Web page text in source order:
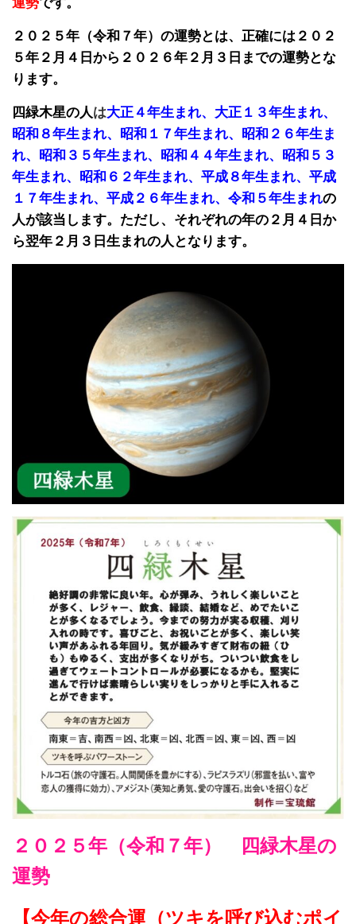
運勢です。
２０２５年（令和７年）の運勢とは、正確には２０２
５年２月４日から２０２６年２月３日までの運勢とな
ります。
四緑木星の人は大正４年生まれ、大正１３年生まれ、
昭和８年生まれ、昭和１７年生まれ、昭和２６年生ま
れ、昭和３５年生まれ、昭和４４年生まれ、昭和５３
年生まれ、昭和６２年生まれ、平成８年生まれ、平成
１７年生まれ、平成２６年生まれ、令和５年生まれの
人が該当します。ただし、それぞれの年の２月４日か
ら翌年２月３日生まれの人となります。
２０２５年（令和７年） 四緑木星の
運勢
【今年の総合運（ツキを呼び込むポイ